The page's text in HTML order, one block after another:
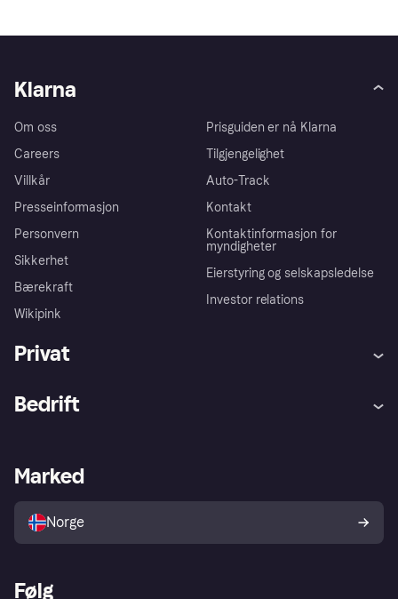
Klarna
Om oss
Careers
Villkår
Presseinformasjon
Personvern
Sikkerhet
Bærekraft
Wikipink
Prisguiden er nå Klarna
Tilgjengelighet
Auto-Track
Kontakt
Kontaktinformasjon for
myndigheter
Eierstyring og selskapsledelse
Investor relations
Privat
Utforsk butikker
Bedrift
Merchant portal
Marked
Norge
Følg